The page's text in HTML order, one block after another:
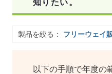
知りたい。
製品を絞る： フリーウェイ
以下の手順で年度の